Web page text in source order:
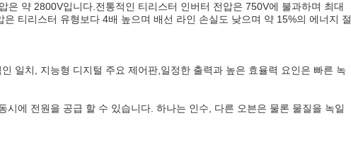
약 2800V입니다.전통적인 티리스터 인버터 전압은 750V에 불과하며 최대
티리스터 유형보다 4배 높으며 배선 라인 손실도 낮으며 약 15%의 에너지 절
일치, 지능형 디지털 주요 제어판,일정한 출력과 높은 효율력 요인은 빠른 녹
에 전원을 공급 할 수 있습니다. 하나는 인수, 다른 오븐은 물론 물질을 녹일